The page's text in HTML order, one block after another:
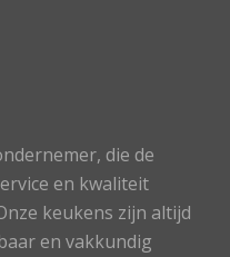
die de
en kwaliteit
keukens zijn altijd
en vakkundig